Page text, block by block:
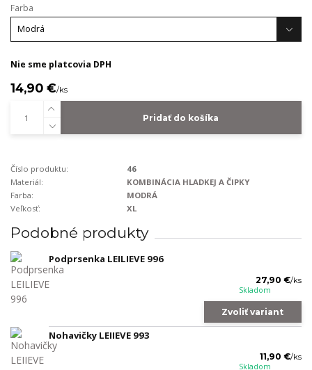
Farba
Nie sme platcovia DPH
14,90 €/ks
Pridať do košíka
Číslo produktu:
46
Materiál:
KOMBINÁCIA HLADKEJ A ČIPKY
Farba:
MODRÁ
Veľkosť:
XL
Podobné produkty
Podprsenka LEILIEVE 996
27,90 €/ks
Skladom
Zvoliť variant
Nohavičky LEIIEVE 993
11,90 €/ks
Skladom